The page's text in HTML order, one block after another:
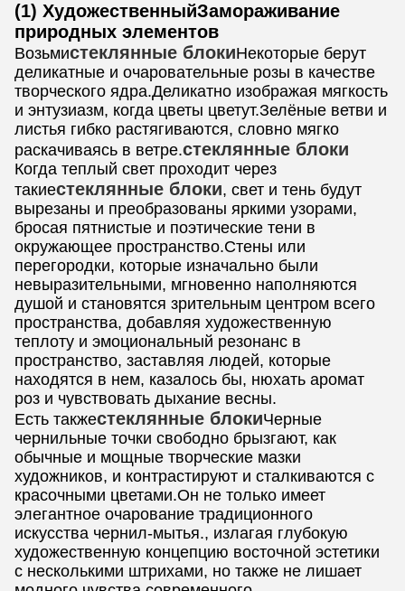
(1) ХудожественныйЗамораживание
природных элементов
Возьмистеклянные блокиНекоторые берут
деликатные и очаровательные розы в качестве
творческого ядра.Деликатно изображая мягкость
и энтузиазм, когда цветы цветут.Зелёные ветви и
листья гибко растягиваются, словно мягко
раскачиваясь в ветре.стеклянные блоки
Когда теплый свет проходит через
такиестеклянные блоки, свет и тень будут
вырезаны и преобразованы яркими узорами,
бросая пятнистые и поэтические тени в
окружающее пространство.Стены или
перегородки, которые изначально были
невыразительными, мгновенно наполняются
душой и становятся зрительным центром всего
пространства, добавляя художественную
теплоту и эмоциональный резонанс в
пространство, заставляя людей, которые
находятся в нем, казалось бы, нюхать аромат
роз и чувствовать дыхание весны.
Есть такжестеклянные блокиЧерные
чернильные точки свободно брызгают, как
обычные и мощные творческие мазки
художников, и контрастируют и сталкиваются с
красочными цветами.Он не только имеет
элегантное очарование традиционного
искусства чернил-мытья., излагая глубокую
художественную концепцию восточной эстетики
с несколькими штрихами, но также не лишает